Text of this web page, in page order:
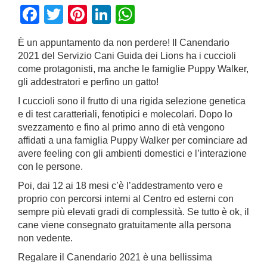
F
c
e
b
o
o
k
T
tt
er
Pi
er
e
st
Li
k
e
dI
n
at
s
A
p
p
È un appuntamento da non perdere! Il Canendario
2021 del Servizio Cani Guida dei Lions ha i cuccioli
come protagonisti, ma anche le famiglie Puppy Walker,
gli addestratori e perfino un gatto!
I cuccioli sono il frutto di una rigida selezione genetica
e di test caratteriali, fenotipici e molecolari. Dopo lo
svezzamento e fino al primo anno di età vengono
affidati a una famiglia Puppy Walker per cominciare ad
avere feeling con gli ambienti domestici e l’interazione
con le persone.
Poi, dai 12 ai 18 mesi c’è l’addestramento vero e
proprio con percorsi interni al Centro ed esterni con
sempre più elevati gradi di complessità. Se tutto è ok, il
cane viene consegnato gratuitamente alla persona
non vedente.
Regalare il Canendario 2021 è una bellissima